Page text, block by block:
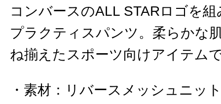
コンバースのALL STARロゴを
プラクティスパンツ。柔らかな
ね揃えたスポーツ向けアイテム
素材 ： リバースメッシュニッ